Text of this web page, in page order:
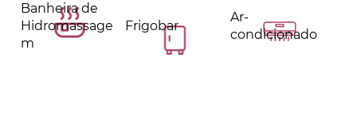
Banheira de
Hidromassage
m
Frigobar
Ar-
condicionado